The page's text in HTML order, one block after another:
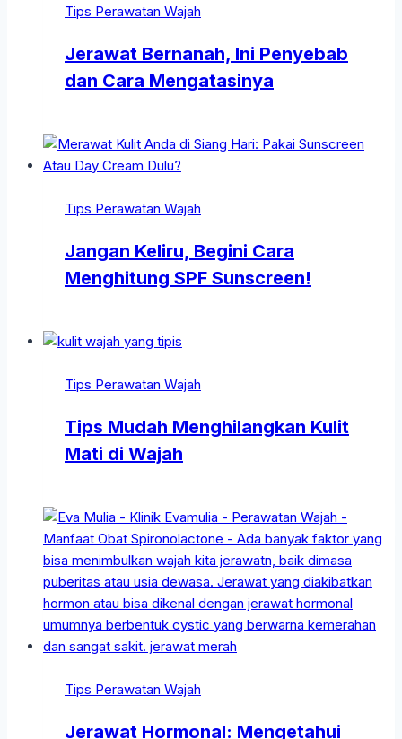
Tips Perawatan Wajah
Jerawat Bernanah, Ini Penyebab
dan Cara Mengatasinya
Tips Perawatan Wajah
Jangan Keliru, Begini Cara
Menghitung SPF Sunscreen!
Tips Perawatan Wajah
Tips Mudah Menghilangkan Kulit
Mati di Wajah
Tips Perawatan Wajah
Jerawat Hormonal: Mengetahui